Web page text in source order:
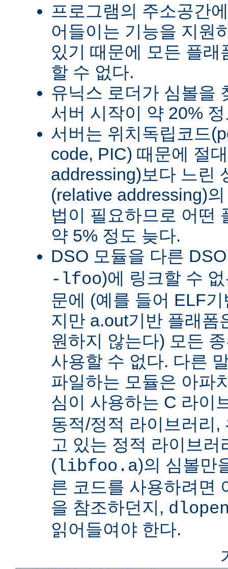
프로그램의 주소공간
어들이는 기능을 지원
있기 때문에 모든 플
할 수 없다.
유닉스 로더가 심볼을
서버 시작이 약 20%
서버는 위치독립코드
code, PIC) 때문에 절
addressing)보다 느린
(relative addressing)
법이 필요하므로 어떤
약 5% 정도 늦다.
DSO 모듈을 다른
-lfoo)에 링크할 수
문에 (예를 들어 ELF
지만 a.out기반 플래폼
원하지 않는다) 모든
사용할 수 없다. 다른
파일하는 모듈은 아파
심이 사용하는 C 라이
동적/정적 라이브러리,
고 있는 정적 라이브러
(libfoo.a)의 심볼만
른 코드를 사용하려면
을 참조하던지,
읽어들여야 한다.